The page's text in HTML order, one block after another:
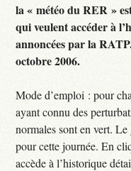
la « météo du RER »
qui veulent accéder à
annoncées par la
octobre 2006.
Mode d’emploi : pour
ayant connu des
normales sont en vert.
pour cette journée. En
accède à l’historique